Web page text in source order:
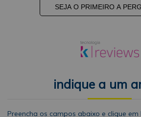
SEJA O PRIMEIRO A
indique a um
Preencha os campos abaixo e clique em